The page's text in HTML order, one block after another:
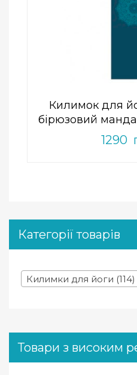
Килимок для
бірюзовий
1290
Add
Категорії товарів
Килимки для йоги (114)
Товари з високим